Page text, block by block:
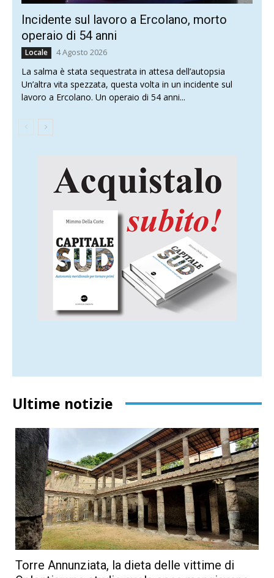
Incidente sul lavoro a Ercolano, morto
operaio di 54 anni
Locale 4 Agosto 2026
La salma è stata sequestrata in attesa dell’autopsia
Un’altra vita spezzata, questa volta in un incidente sul
lavoro a Ercolano. Un operaio di 54 anni...
Ultime notizie
Torre Annunziata, la dieta delle vittime di